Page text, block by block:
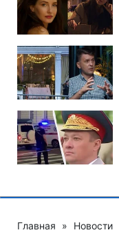
Главная » Новости